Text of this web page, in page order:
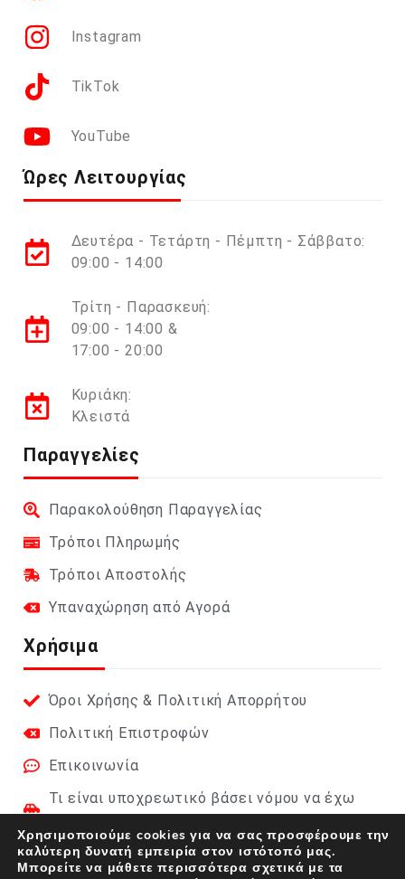
Instagram
TikTok
YouTube
Ώρες Λειτουργίας
Δευτέρα - Τετάρτη - Πέμπτη - Σάββατο:
09:00 - 14:00
Τρίτη - Παρασκευή:
09:00 - 14:00 &
17:00 - 20:00
Κυριάκη:
Κλειστά
Παραγγελίες
Παρακολούθηση Παραγγελίας
Τρόποι Πληρωμής
Τρόποι Αποστολής
Υπαναχώρηση από Αγορά
Χρήσιμα
Όροι Χρήσης & Πολιτική Απορρήτου
Πολιτική Επιστροφών
Επικοινωνία
Τι είναι υποχρεωτικό βάσει νόμου να έχω
Φαρμακείο Αυτοκινήτου 2026 (DIN 13164):
Πλήρης οδηγός
Χρησιμοποιούμε cookies για να σας προσφέρουμε την
καλύτερη δυνατή εμπειρία στον ιστότοπό μας.
Μπορείτε να μάθετε περισσότερα σχετικά με τα